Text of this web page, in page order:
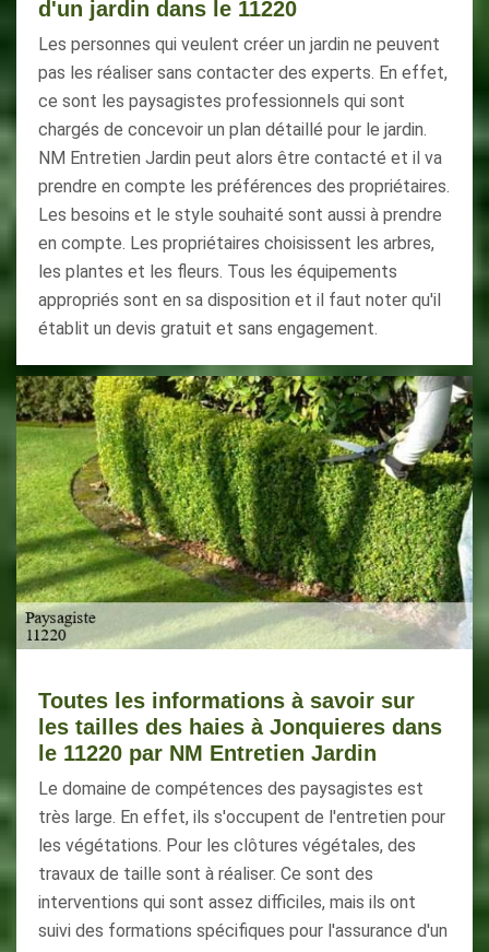
d'un jardin dans le 11220
Les personnes qui veulent créer un jardin ne peuvent
pas les réaliser sans contacter des experts. En effet,
ce sont les paysagistes professionnels qui sont
chargés de concevoir un plan détaillé pour le jardin.
NM Entretien Jardin peut alors être contacté et il va
prendre en compte les préférences des propriétaires.
Les besoins et le style souhaité sont aussi à prendre
en compte. Les propriétaires choisissent les arbres,
les plantes et les fleurs. Tous les équipements
appropriés sont en sa disposition et il faut noter qu'il
établit un devis gratuit et sans engagement.
Toutes les informations à savoir sur
les tailles des haies à Jonquieres dans
le 11220 par NM Entretien Jardin
Le domaine de compétences des paysagistes est
très large. En effet, ils s'occupent de l'entretien pour
les végétations. Pour les clôtures végétales, des
travaux de taille sont à réaliser. Ce sont des
interventions qui sont assez difficiles, mais ils ont
suivi des formations spécifiques pour l'assurance d'un